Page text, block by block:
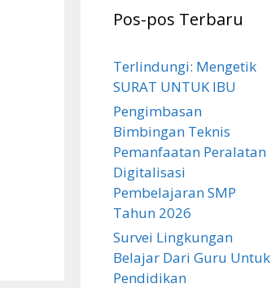
Pos-pos Terbaru
Terlindungi: Mengetik
SURAT UNTUK IBU
Pengimbasan
Bimbingan Teknis
Pemanfaatan Peralatan
Digitalisasi
Pembelajaran SMP
Tahun 2026
Survei Lingkungan
Belajar Dari Guru Untuk
Pendidikan